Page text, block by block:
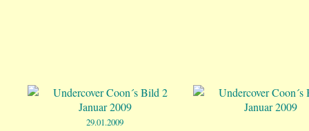
29.01.2009